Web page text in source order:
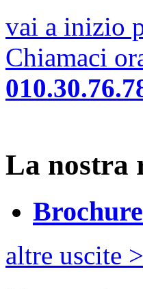
vai a inizio
Chiamaci
La nostra
altre uscite >